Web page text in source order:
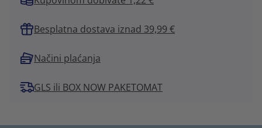
Besplatna dostava iznad 39,99 €
Načini plaćanja
GLS ili BOX NOW PAKETOMAT